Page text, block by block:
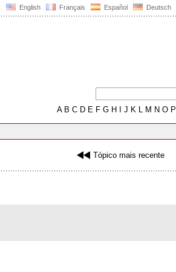
English Français Español Deutsch
AB C D E F G H J K L M N O P
Tópico mais recente